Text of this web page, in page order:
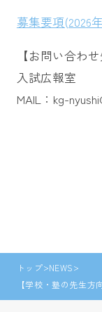
募集要項(2026
【お問い合わせ
入試広報室
MAIL：kg-
トップ NEWS
【学校・塾の先生